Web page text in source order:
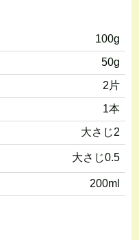
100g
50g
2片
1本
大さじ2
大さじ0.5
200ml